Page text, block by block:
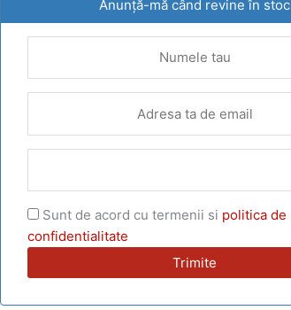
Anunță-mă când revine în stoc
Sunt de acord cu termenii si politica de
confidentialitate